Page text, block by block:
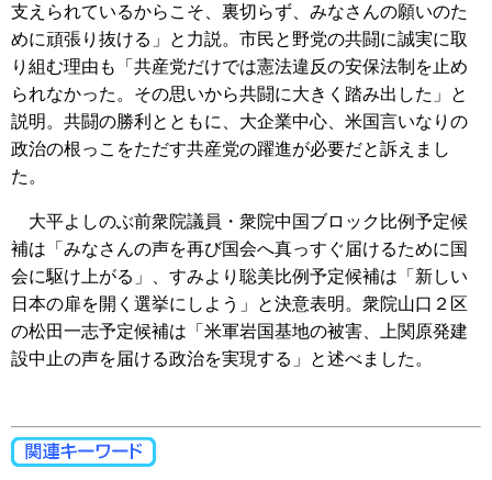
支えられているからこそ、裏切らず、みなさんの願いのた
めに頑張り抜ける」と力説。市民と野党の共闘に誠実に取
り組む理由も「共産党だけでは憲法違反の安保法制を止め
られなかった。その思いから共闘に大きく踏み出した」と
説明。共闘の勝利とともに、大企業中心、米国言いなりの
政治の根っこをただす共産党の躍進が必要だと訴えまし
た。
大平よしのぶ前衆院議員・衆院中国ブロック比例予定候
補は「みなさんの声を再び国会へ真っすぐ届けるために国
会に駆け上がる」、すみより聡美比例予定候補は「新しい
日本の扉を開く選挙にしよう」と決意表明。衆院山口２区
の松田一志予定候補は「米軍岩国基地の被害、上関原発建
設中止の声を届ける政治を実現する」と述べました。